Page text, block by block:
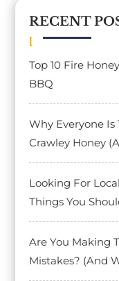
RECENT
Top 10 Fire
BBQ
Why Everyone
Crawley Honey
Looking For
Things You
Are You Making
Mistakes? (And